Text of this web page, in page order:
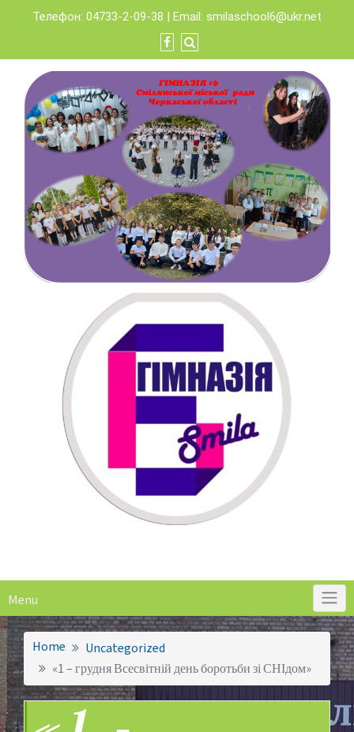
content
Телефон: 04733-2-09-38 | Email: smilaschool6@ukr.net
Menu
Home
Uncategorized
«1 – грудня Всесвітній день боротьби зі СНІдом»